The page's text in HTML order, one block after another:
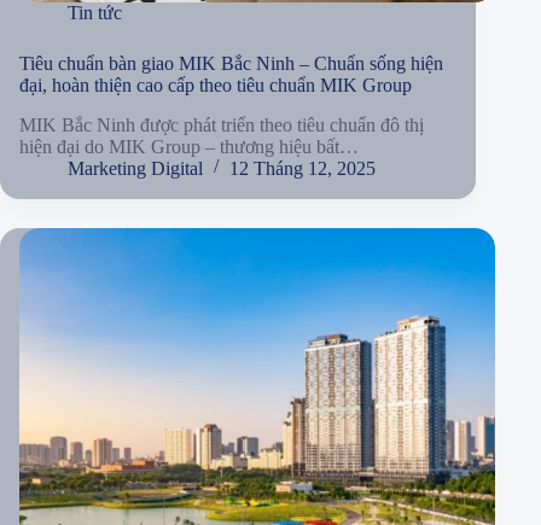
Tin tức
Tiêu chuẩn bàn giao MIK Bắc Ninh – Chuẩn sống hiện
đại, hoàn thiện cao cấp theo tiêu chuẩn MIK Group
MIK Bắc Ninh được phát triển theo tiêu chuẩn đô thị
hiện đại do MIK Group – thương hiệu bất…
Marketing Digital
12 Tháng 12, 2025